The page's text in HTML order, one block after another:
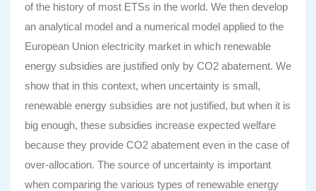
of the history of most ETSs in the world. We then develop
an analytical model and a numerical model applied to the
European Union electricity market in which renewable
energy subsidies are justified only by CO2 abatement. We
show that in this context, when uncertainty is small,
renewable energy subsidies are not justified, but when it is
big enough, these subsidies increase expected welfare
because they provide CO2 abatement even in the case of
over-allocation. The source of uncertainty is important
when comparing the various types of renewable energy